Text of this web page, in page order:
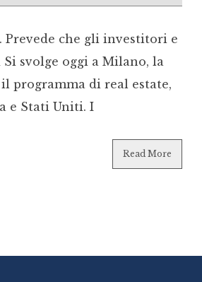
Prevede che gli investitori e
svolge oggi a Milano, la
programma di real estate,
e Stati Uniti. I
Read More